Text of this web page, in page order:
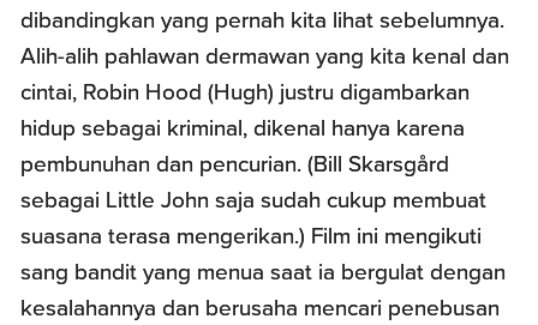
dibandingkan yang pernah kita lihat sebelumnya.
Alih-alih pahlawan dermawan yang kita kenal dan
cintai, Robin Hood (Hugh) justru digambarkan
hidup sebagai kriminal, dikenal hanya karena
pembunuhan dan pencurian. (Bill Skarsgård
sebagai Little John saja sudah cukup membuat
suasana terasa mengerikan.) Film ini mengikuti
sang bandit yang menua saat ia bergulat dengan
kesalahannya dan berusaha mencari penebusan